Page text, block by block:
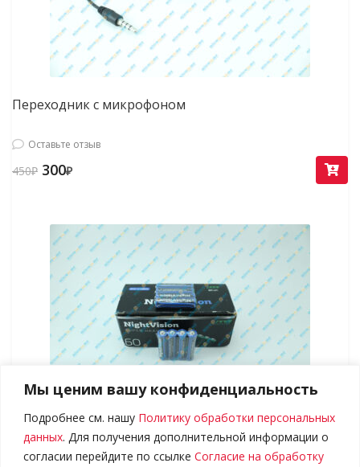
Мы ценим вашу конфиденциальность
Подробнее см. нашу Политику обработки персональных
данных. Для получения дополнительной информации о
согласии перейдите по ссылке Согласие на обработку
Переходник с микрофоном
Оставьте отзыв
450₽ 300₽
Элемент питания ААА